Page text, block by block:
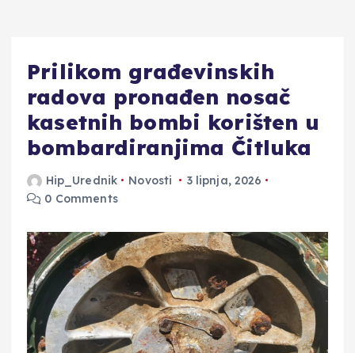
Prilikom građevinskih
radova pronađen nosač
kasetnih bombi korišten u
bombardiranjima Čitluka
Hip_Urednik Novosti
3 lipnja, 2026
0 Comments